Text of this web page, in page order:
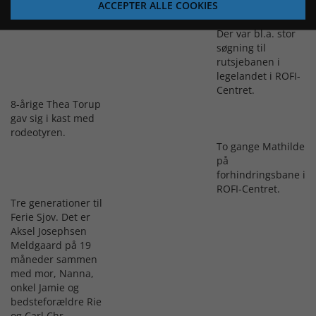
Der var bl.a. stor
søgning til
rutsjebanen i
legelandet i ROFI-
Centret.
8-årige Thea Torup
gav sig i kast med
rodeotyren.
To gange Mathilde
på
forhindringsbane i
ROFI-Centret.
Tre generationer til
Ferie Sjov. Det er
Aksel Josephsen
Meldgaard på 19
måneder sammen
med mor, Nanna,
onkel Jamie og
bedsteforældre Rie
ACCEPTER ALLE COOKIES